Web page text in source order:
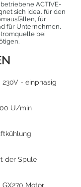
ACTIVE-
sich ideal für den
für
für Unternehmen,
bei
230V - einphasig
U/min
der Spule
GX270 Motor